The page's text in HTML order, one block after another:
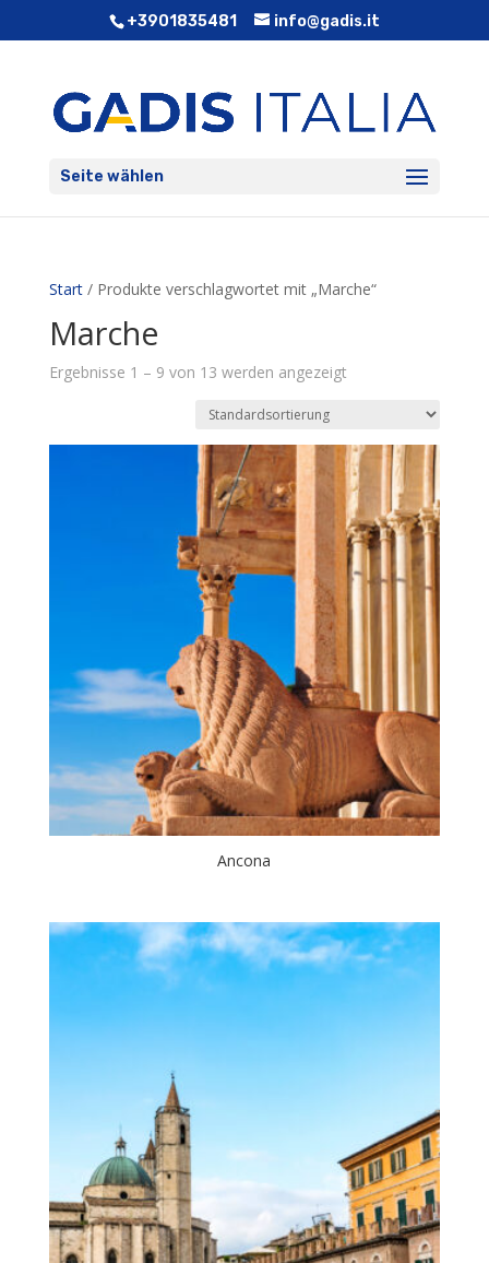
+3901835481 info@gadis.it
Seite wählen
Start/ Produkte verschlagwortet mit „Marche“
Marche
Ergebnisse 1 – 9 von 13 werden angezeigt
Ancona